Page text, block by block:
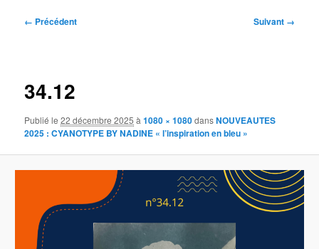
Navigation
← Précédent Suivant →
34.12
Publié le22 décembre 2025 à1080 × 1080dansNOUVEAUTES
2025 : CYANOTYPE BY NADINE « l’inspiration en bleu »